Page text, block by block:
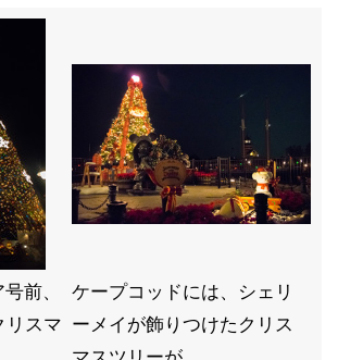
前、
リスマ
ケープコッドには、シェリ
ーメイが飾りつけたクリス